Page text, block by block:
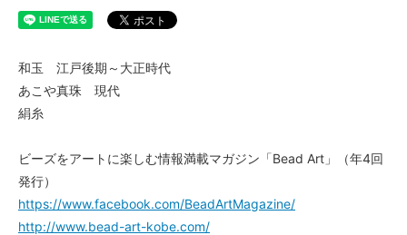
和玉 江戸後期～大正時代
あこや真珠 現代
絹糸
ビーズをアートに楽しむ情報満載マガジン「Bead Art」（年4回
発行）
https://www.facebook.com/BeadArtMagazine/
http://www.bead-art-kobe.com/